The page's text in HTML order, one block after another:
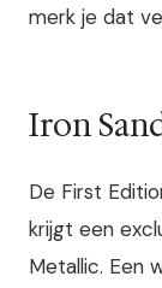
merk je dat
Iron
De First
krijgt een
Metallic. Een